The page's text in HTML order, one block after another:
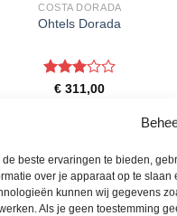
de beste ervaringen te bieden,
over je apparaat op te slaan
kunnen wij gegevens
Als je geen toestemming
COSTA DORADA
Ohtels Dorada
Gewaardeerd
€ 311,00
in Salou. U boekt deze
PRIJZEN EN BOEKEN